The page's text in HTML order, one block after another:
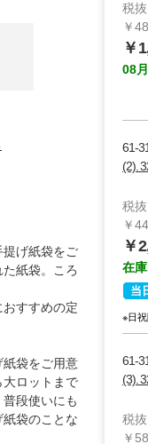
げ紙袋をご
紙袋。ころ
すすめの定
紙袋をご用意
大ロットまで
段使いにも
袋のことな
税
￥
￥
08
61-
(2).
税
￥
￥
在
当
※日
61-
(3).
税
￥